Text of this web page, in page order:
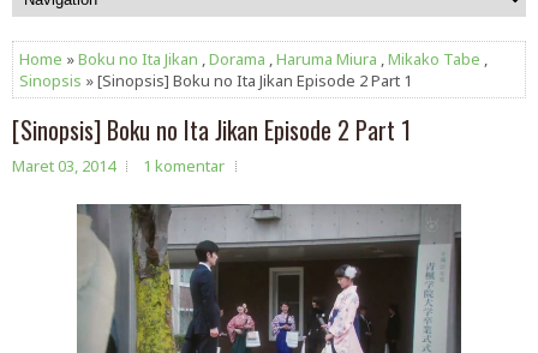
Home »Boku no Ita Jikan ,Dorama ,Haruma Miura ,Mikako Tabe ,
Sinopsis » [Sinopsis] Boku no Ita Jikan Episode 2 Part 1
[Sinopsis] Boku no Ita Jikan Episode 2 Part 1
Maret 03, 2014 1 komentar